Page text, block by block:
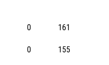
0 161
0 155